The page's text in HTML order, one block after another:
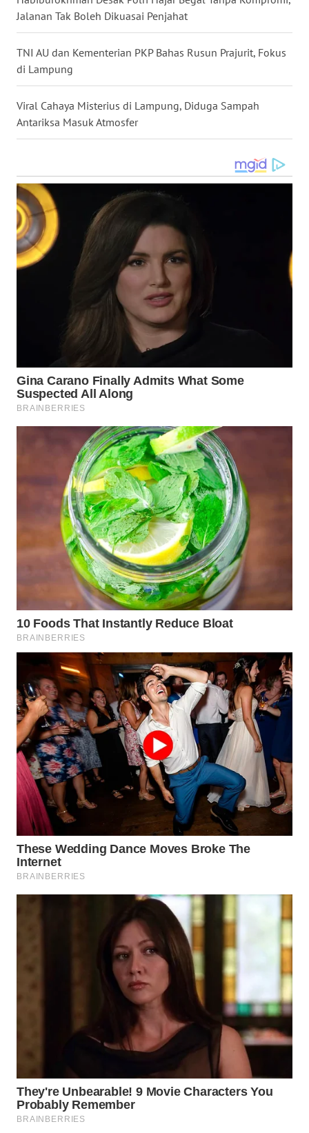
Jalanan Tak Boleh Dikuasai Penjahat
TNI AU dan Kementerian PKP Bahas Rusun Prajurit, Fokus
di Lampung
Viral Cahaya Misterius di Lampung, Diduga Sampah
Antariksa Masuk Atmosfer
WN
WN
WN
KALTIM
WN
SULSEL
WN
MALUKU
DAIRI
WN
WN
LANGKAT
WN
TAPANULI
SELATAN
WN
TANJUNG
LESUNG
WN
KARO
WN
TAPANULI
WN
TEBING
TINGGI